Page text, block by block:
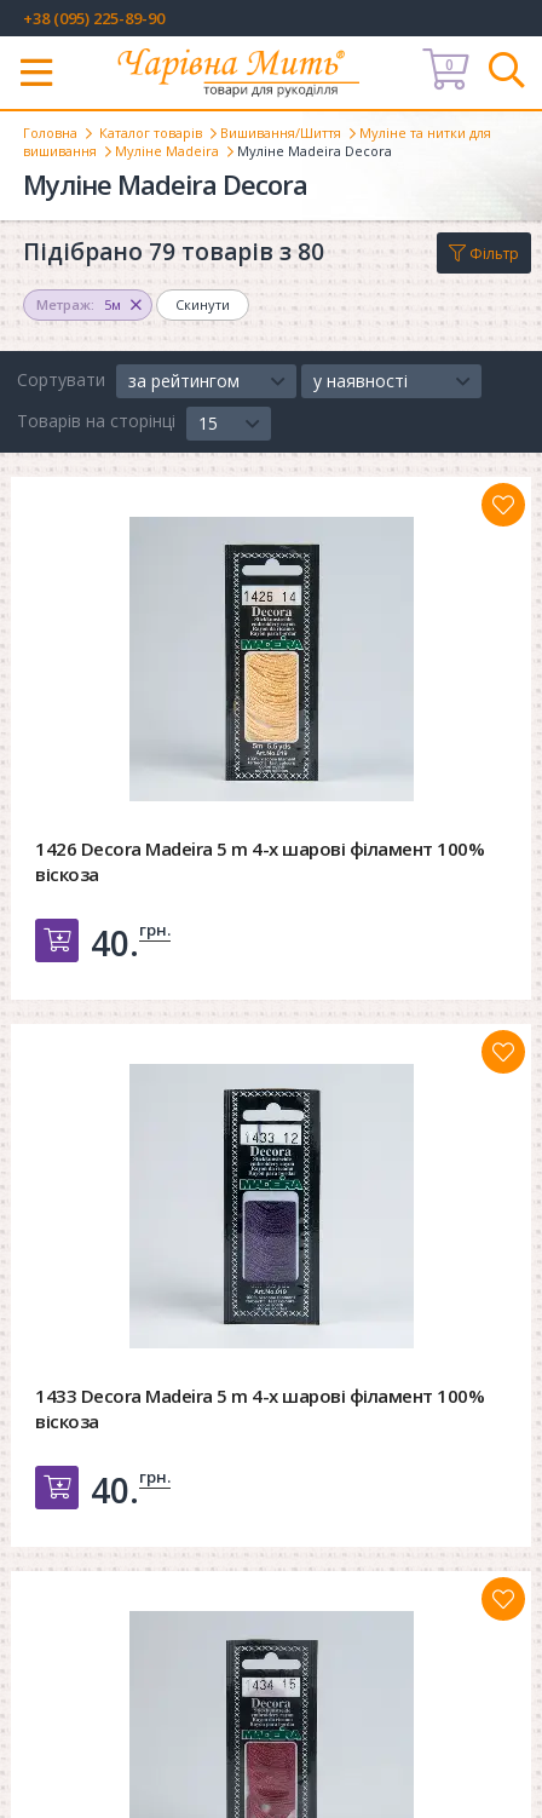
+38 (095) 225-89-90
Меню
0
Головна Каталог товарів Вишивання/Шиття
Муліне та нитки для
вишивання
Муліне Madeira Муліне Madeira Decora
Муліне Madeira Decora
Підібрано 79 товарів з 80
Метраж: 5м Скинути
Сортувати за рейтингом
у наявності
Товарів на сторінці
15
1426 Decora Madeira 5 m 4-х шарові філамент 100%
віскоза
Добавить в корзину
40.грн.
1433 Decora Madeira 5 m 4-х шарові філамент 100%
віскоза
Добавить в корзину
40.грн.
Фільтр